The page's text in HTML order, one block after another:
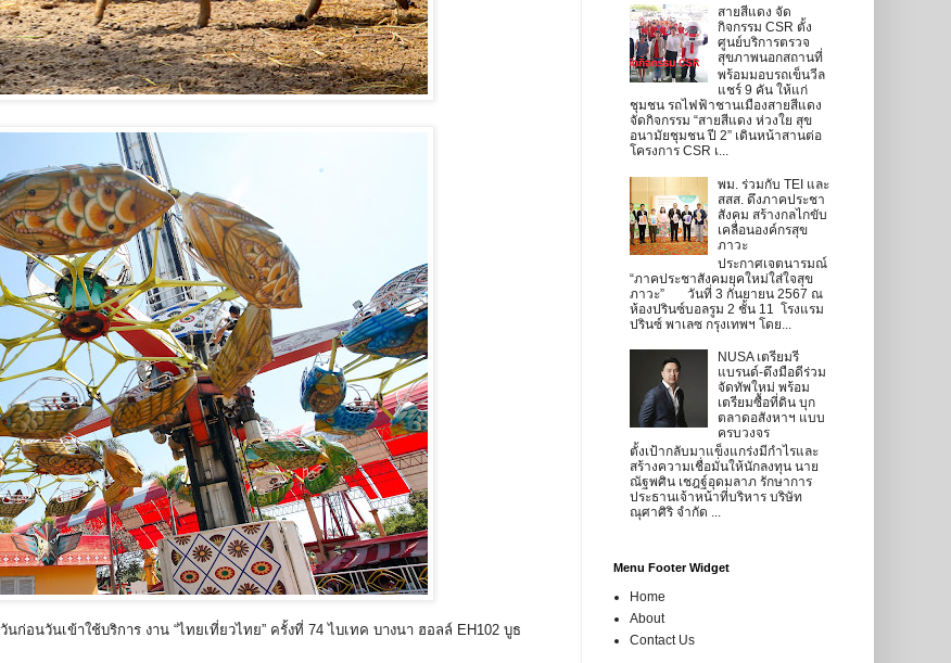
นก่อนวันเข้าใช้บริการ งาน “ไทยเที่ยวไทย” ครั้งที่ 74 ไบเทค บางนา ฮอลล์ EH102 บูธ
สายสีแดง จัด
กิจกรรม CSR ตั้ง
ศูนย์บริการตรวจ
สุขภาพนอกสถานที่
พร้อมมอบรถเข็นวีล
แชร์ 9 คัน ให้แก่
ชุมชน รถไฟฟ้าชานเมืองสายสีแดง
จัดกิจกรรม “สายสีแดง ห่วงใย สุข
อนามัยชุมชน ปี 2” เดินหน้าสานต่อ
โครงการ CSR เ...
พม. ร่วมกับ TEI และ
สสส. ดึงภาคประชา
สังคม สร้างกลไกขับ
เคลื่อนองค์กรสุข
ภาวะ
ประกาศเจตนารมณ์
“ภาคประชาสังคมยุคใหม่ใส่ใจสุข
ภาวะ” วันที่ 3 กันยายน 2567 ณ
ห้องปรินซ์บอลรูม 2 ชั้น 11 โรงแรม
ปรินซ์ พาเลซ กรุงเทพฯ โดย...
NUSA เตรียมรี
แบรนด์-ดึงมือดีร่วม
จัดทัพใหม่ พร้อม
เตรียมซื้อที่ดิน บุก
ตลาดอสังหาฯ แบบ
ครบวงจร
ตั้งเป้ากลับมาแข็งแกร่งมีกำไรและ
สร้างความเชื่อมั่นให้นักลงทุน นาย
ณัฐพศิน เชฎฐ์อุดมลาภ รักษาการ
ประธานเจ้าหน้าที่บริหาร บริษัท
ณุศาศิริ จำกัด ...
Menu Footer Widget
Home
About
Contact Us